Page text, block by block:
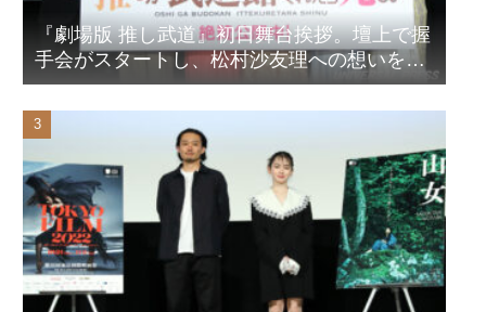
『劇場版 推し武道』初日舞台挨拶。壇上で握
手会がスタートし、松村沙友理への想いをア
ピール！？